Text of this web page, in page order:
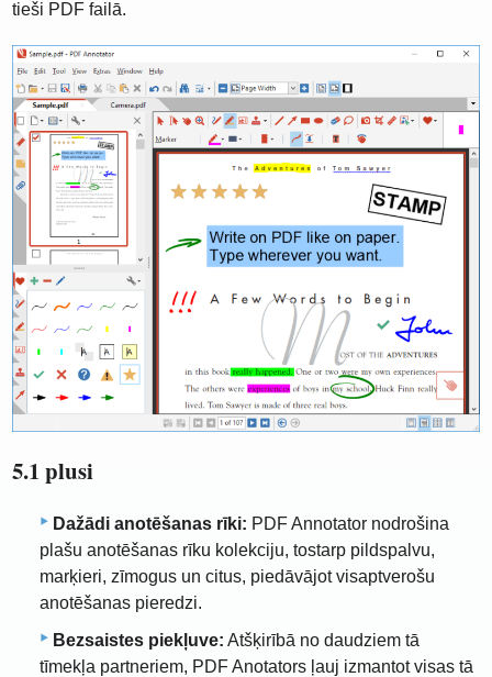
tieši PDF failā.
5.1 plusi
Dažādi anotēšanas rīki: PDF Annotator nodrošina
plašu anotēšanas rīku kolekciju, tostarp pildspalvu,
marķieri, zīmogus un citus, piedāvājot visaptverošu
anotēšanas pieredzi.
Bezsaistes piekļuve: Atšķirībā no daudziem tā
tīmekļa partneriem, PDF Anotators ļauj izmantot visas tā